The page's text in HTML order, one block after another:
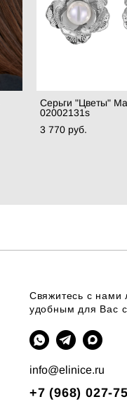
Серьги "Цветы"
02002131s
3 770 pуб.
Свяжитесь с
удобным для Вас
info@elinice.ru
+7 (968) 027-